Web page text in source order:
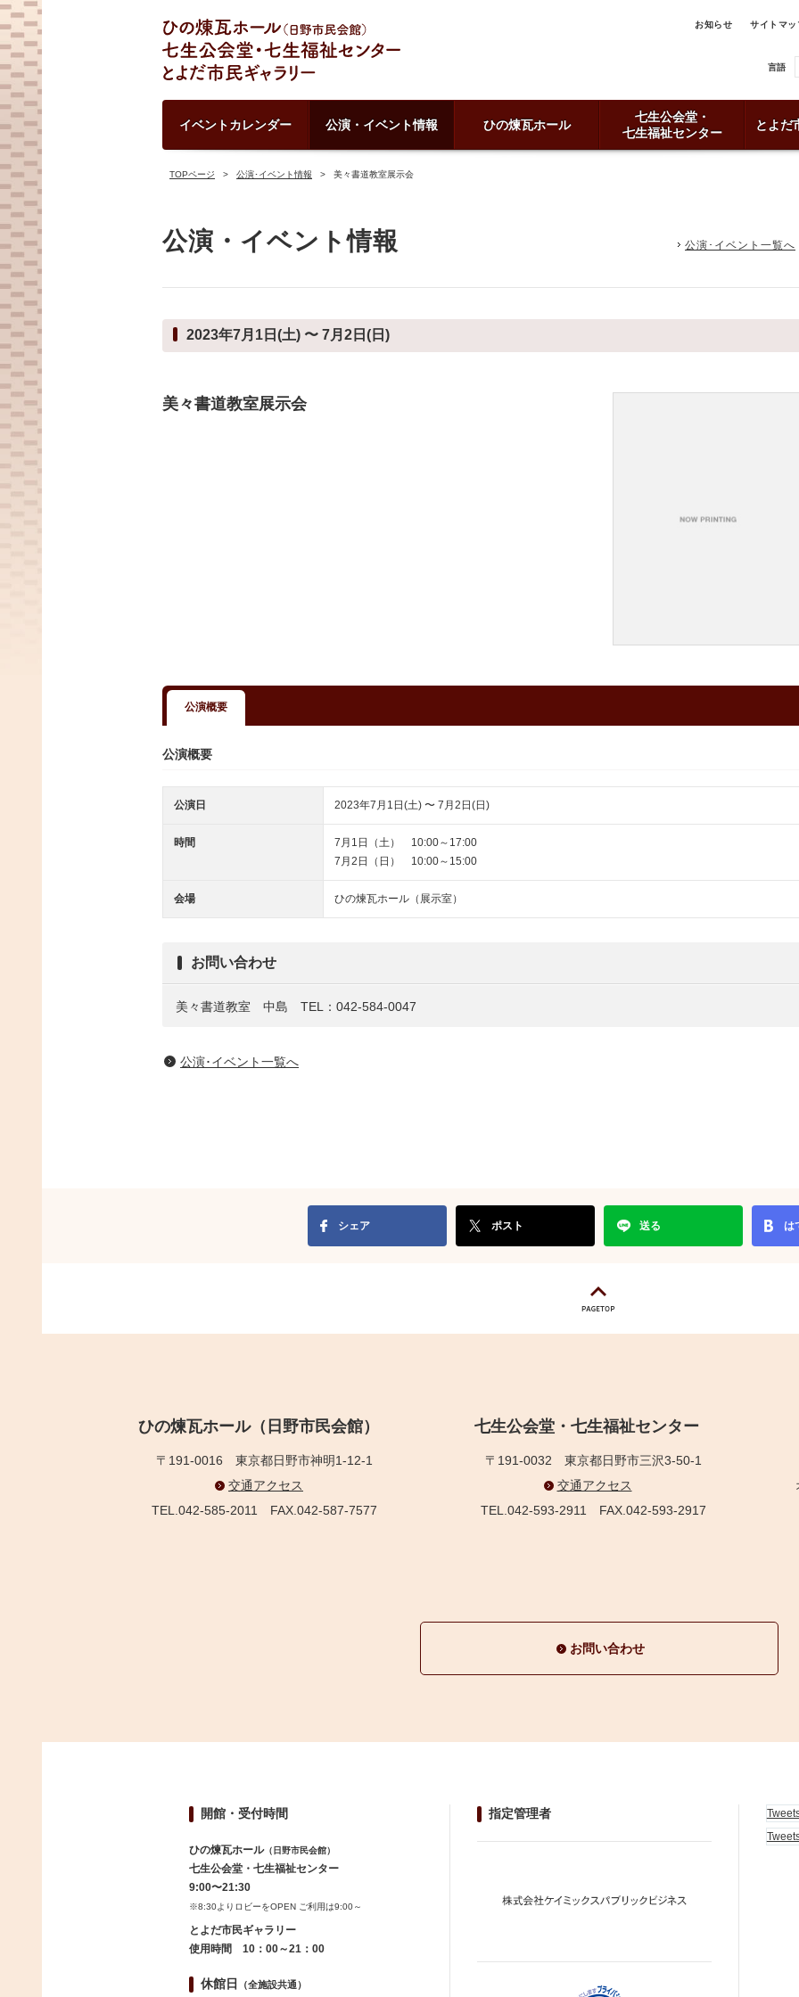
お知らせ サイトマッ
言語
イベントカレンダー 公演・イベント情報 ひの煉瓦ホール
七生公会堂・
七生福祉センター
とよだ
TOPページ 公演･イベント情報 美々書道教室展示会
公演・イベント情報 公演･イベント一覧へ
2023年7月1日(土) 〜 7月2日(日)
美々書道教室展示会
公演概要
公演概要
公演日 2023年7月1日(土) 〜 7月2日(日)
時間
7月1日（土） 10:00～17:00
7月2日（日） 10:00～15:00
会場 ひの煉瓦ホール（展示室）
お問い合わせ
美々書道教室 中島 TEL：042-584-0047
公演･イベント一覧へ
シェア ポスト 送る は
ひの煉瓦ホール（日野市民会館）
〒191-0016 東京都日野市神明1-12-1
交通アクセス
TEL.042-585-2011 FAX.042-587-7577
七生公会堂・七生福祉センター
〒191-0032 東京都日野市三沢3-50-1
交通アクセス
TEL.042-593-2911 FAX.042-593-2917
お問い合わせ
開館・受付時間
ひの煉瓦ホール（日野市民会館）
七生公会堂・七生福祉センター
9:00〜21:30
※8:30よりロビーをOPEN ご利用は9:00～
とよだ市民ギャラリー
使用時間 10：00～21：00
休館日 （全施設共通）
指定管理者